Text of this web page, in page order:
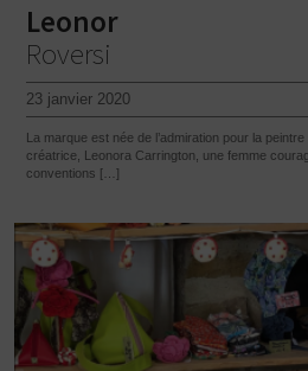
Leonor
Roversi
23 janvier 2020
La marque est née de l’admiration pour la
créatrice, Leonora Carrington, une femme
conventions […]